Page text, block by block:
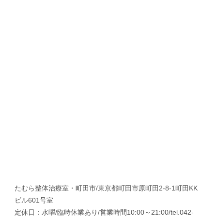
たむら整体治療室・町田市/東京都町田市原町田2-8-1町田KK
ビル601号室
定休日：水曜/臨時休業あり/営業時間10:00～21:00/tel.042-